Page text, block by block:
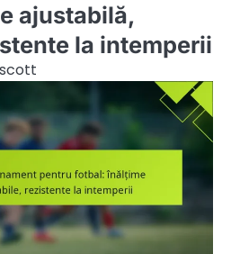
ajustabilă,
la intemperii